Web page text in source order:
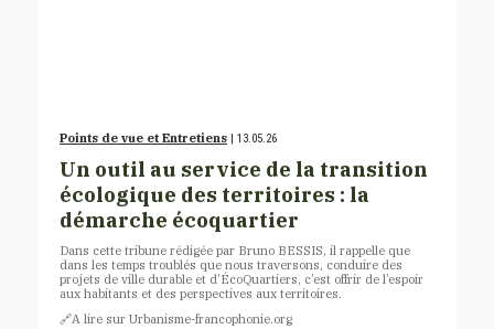
Points de vue et Entretiens | 13.05.26
Un outil au service de la transition
écologique des territoires : la
démarche écoquartier
Dans cette tribune rédigée par Bruno BESSIS, il rappelle que
dans les temps troublés que nous traversons, conduire des
projets de ville durable et d’ÉcoQuartiers, c’est offrir de l’espoir
aux habitants et des perspectives aux territoires.
🔗A lire sur Urbanisme-francophonie.org